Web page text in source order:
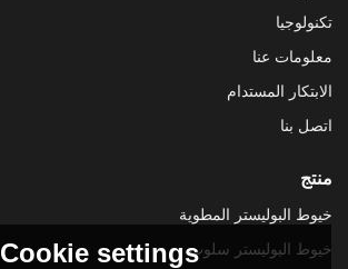
تكنولوجيا
معلومات عنا
الابتكار المستدام
اتصل بنا
منتج
خيوط البوليستر المطوية
خيوط البوليستر سلوبCookie settings